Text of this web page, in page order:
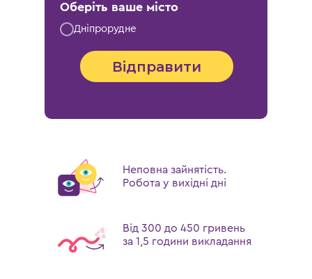
Оберіть ваше місто
Дніпрорудне
Відправити
Неповна зайнятість.
Робота у вихідні дні
Від 300 до 450 гривень
за 1,5 години викладання